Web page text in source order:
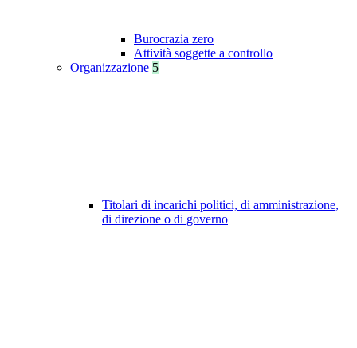
Burocrazia zero
Attività soggette a controllo
Organizzazione 5
Titolari di incarichi politici, di amministrazione,
di direzione o di governo